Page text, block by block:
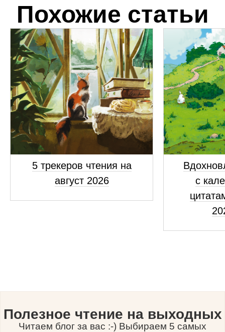
Похожие статьи
5 трекеров чтения на
август 2026
с
Полезное чтение на выходных
Читаем блог за вас :-) Выбираем 5 самых